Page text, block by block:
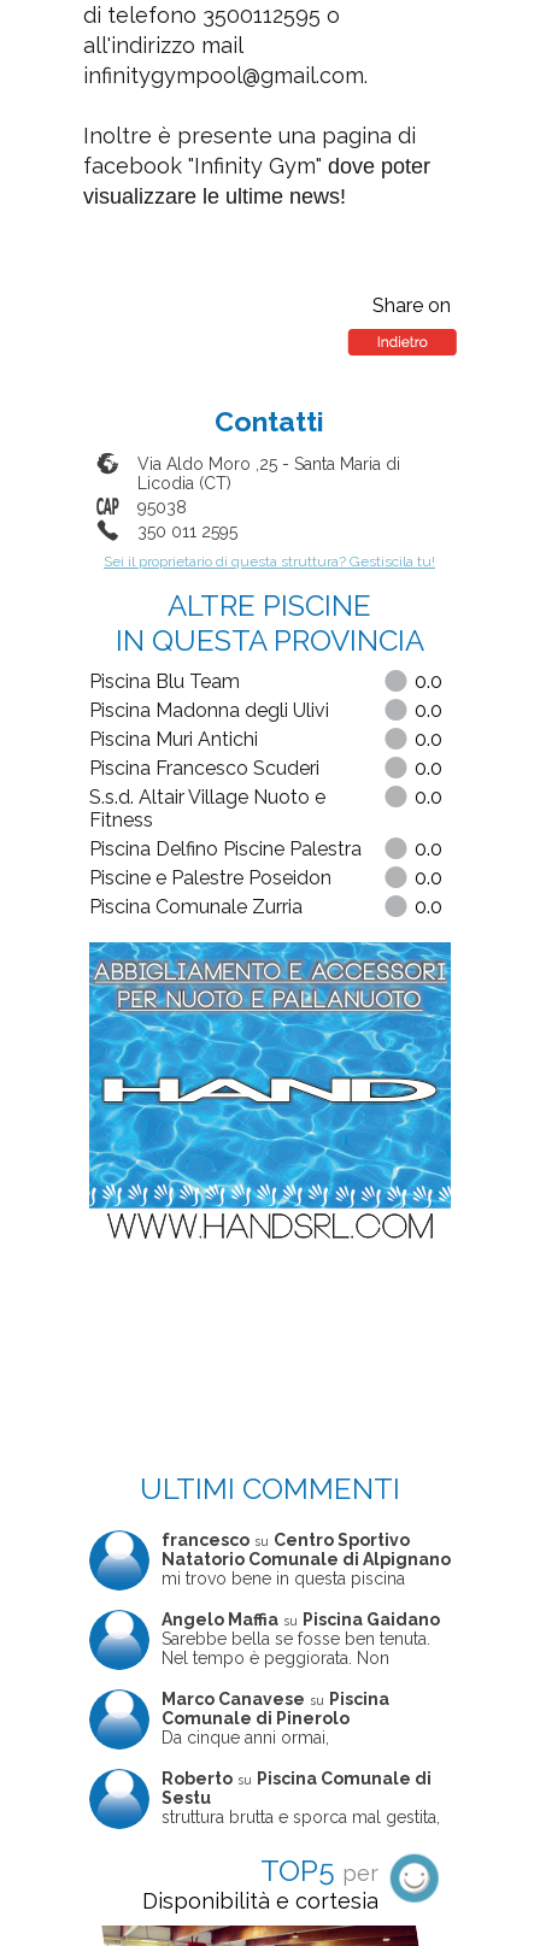
di telefono 3500112595 o
all'indirizzo mail
infinitygympool@gmail.com.
Inoltre è presente una pagina di
facebook "Infinity Gym" dove poter
visualizzare le ultime news!
Share on
Contatti
Via Aldo Moro ,25- Santa Maria di
Licodia (CT)
95038
350 011 2595
Sei il proprietario di questa struttura? Gestiscila tu!
ALTRE PISCINE
IN QUESTA PROVINCIA
Piscina Blu Team
0.0
Piscina Madonna degli Ulivi
0.0
Piscina Muri Antichi
0.0
Piscina Francesco Scuderi
0.0
S.s.d. Altair Village Nuoto e
Fitness
0.0
Piscina Delfino Piscine Palestra
0.0
Piscine e Palestre Poseidon
0.0
Piscina Comunale Zurria
0.0
ULTIMI COMMENTI
francesco su Centro Sportivo
Natatorio Comunale di Alpignano
mi trovo bene in questa piscina
Angelo Maffia su
Piscina Gaidano
Sarebbe bella se fosse ben tenuta.
Nel tempo è peggiorata. Non
ne usciva insieme a me non ha
ritrovato le sue scarpe! Peccato
perché potrebbe essere un'ottima
frequentata non magnificamente
Marco Canavese su
Piscina
Comunale di Pinerolo
Da cinque anni ormai,
pomeriggio trascorro cinque-sei ore
in questa magnifica piscina con i miei
due figli che sono letteralmente
piccola, un po' in vasca grande, negli
spazi riservati al nuoto libero,
giochiamo, nuotiamo e facciamo
apnea insieme (sono stato assistente
Roberto su
Piscina Comunale di
Sestu
struttura brutta e sporca mal gestita,
poco professionale. la sconsiglio a
tutti coloro che amano le cose fatte
seriamente poiché é tutto
improvvisato
TOP5 per
Disponibilità e cortesia